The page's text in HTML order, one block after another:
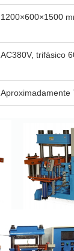
1200×600×1500
AC380V, trifásico
Aproximadamente